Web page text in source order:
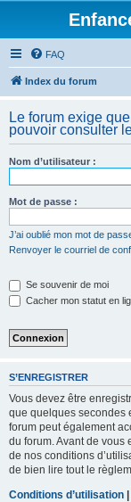
FAQ
Index du forum
Le forum exige
pouvoir consulter
Nom d’utilisateur :
Mot de passe :
J’ai oublié mon mot de
Renvoyer le courriel de
Se souvenir de moi
Cacher mon statut en
S’ENREGISTRER
Vous devez être
que quelques secondes
forum peut également
du forum. Avant de vous
de nos conditions
de bien lire tout le
Conditions d’utilisation |